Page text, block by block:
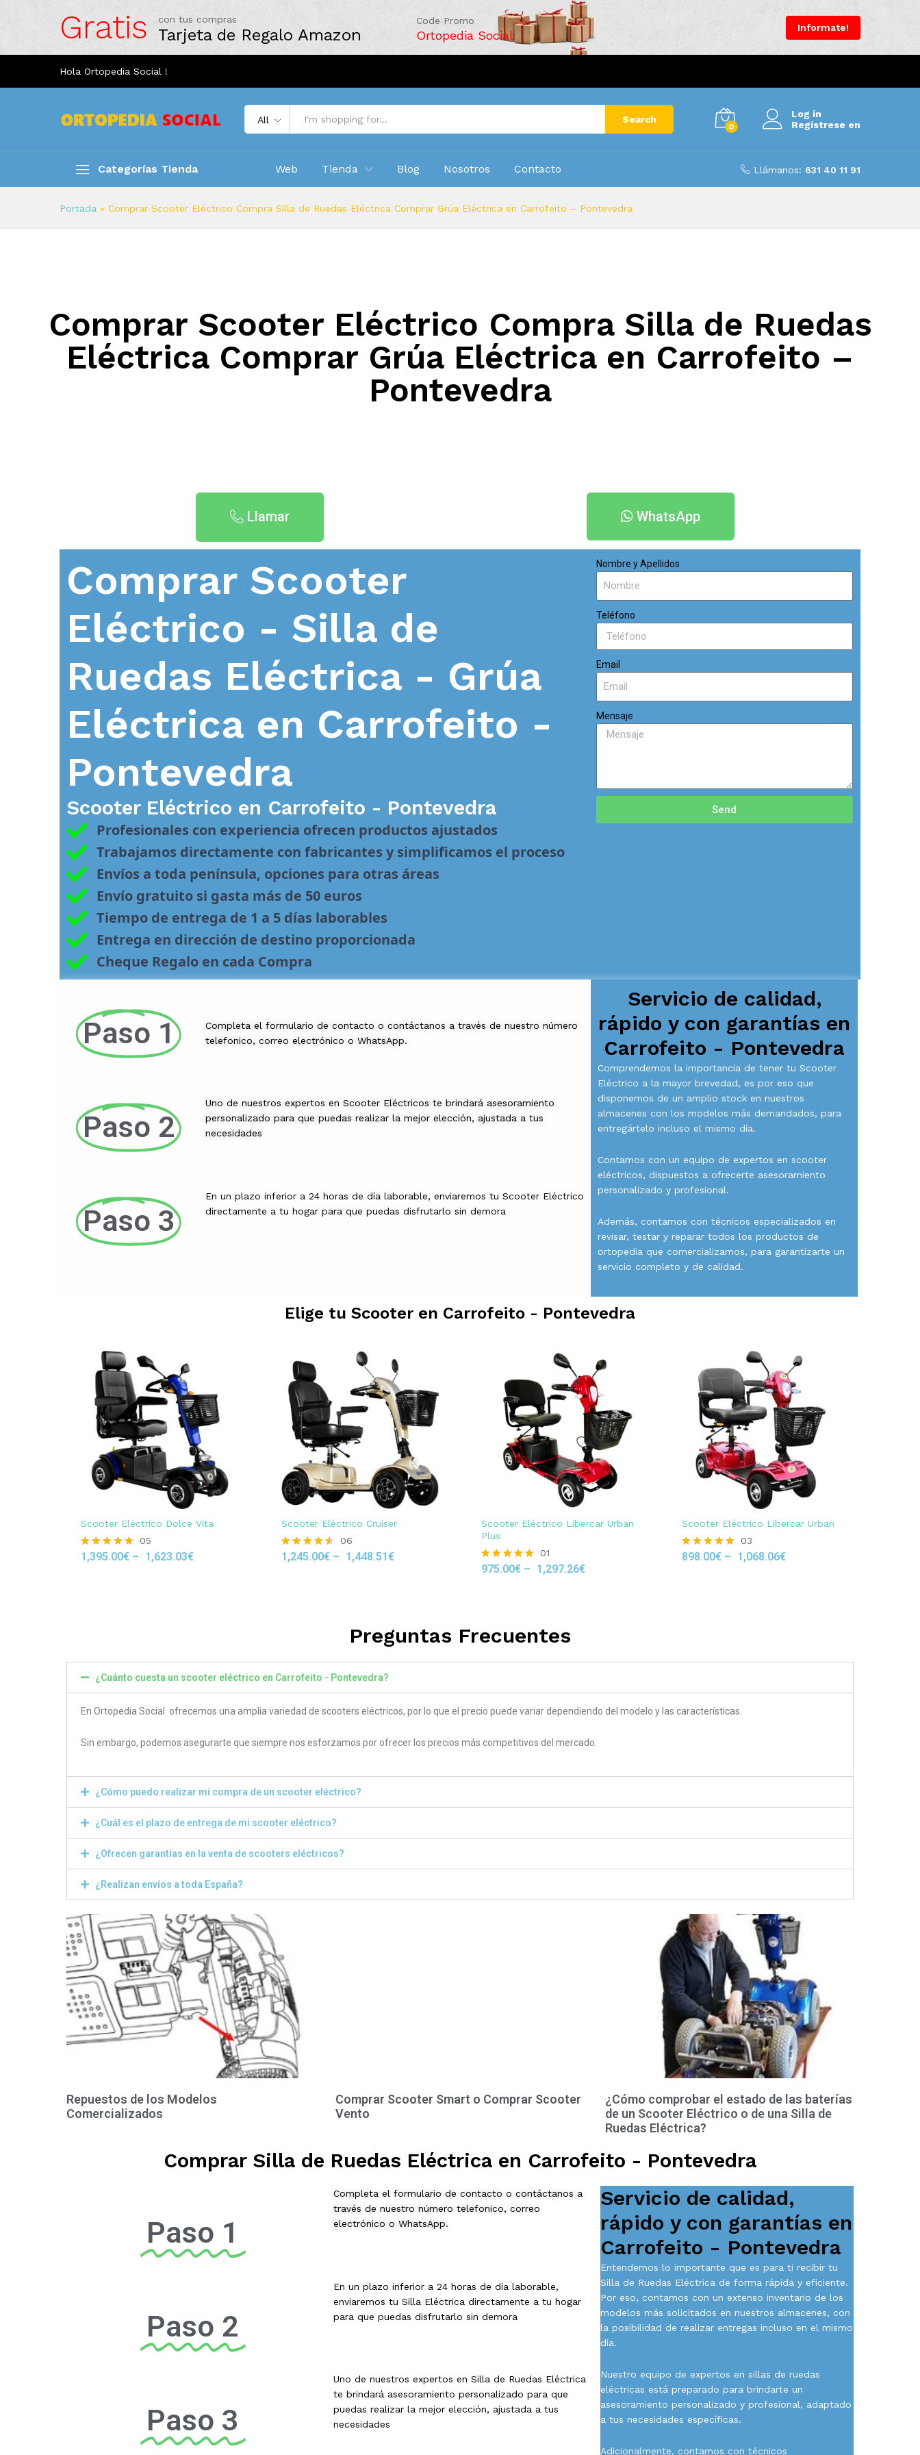
Gratis con tus compras
Tarjeta de Regalo Amazon
Code Promo
Ortopedia Social
Informate!
Hola Ortopedia Social !
All Search
0
Log in
Regístrese en
Categorías Tienda Web Tienda Blog Nosotros Contacto Llámanos: 631 40 11 91
Portada » Comprar Scooter Eléctrico Compra Silla de Ruedas Eléctrica Comprar Grúa Eléctrica en Carrofeito – Pontevedra
Comprar Scooter Eléctrico Compra Silla de Ruedas
Eléctrica Comprar Grúa Eléctrica en Carrofeito –
Pontevedra
Llamar WhatsApp
Comprar Scooter
Eléctrico - Silla de
Ruedas Eléctrica - Grúa
Eléctrica en Carrofeito -
Pontevedra
Scooter Eléctrico en Carrofeito - Pontevedra
Profesionales con experiencia ofrecen productos ajustados
Trabajamos directamente con fabricantes y simplificamos el proceso
Envíos a toda península, opciones para otras áreas
Envío gratuito si gasta más de 50 euros
Tiempo de entrega de 1 a 5 días laborables
Entrega en dirección de destino proporcionada
Cheque Regalo en cada Compra
Nombre y Apellidos
Teléfono
Email
Mensaje
Send
Paso 1
Paso 2
Paso 3
Completa el formulario de contacto o contáctanos a través de nuestro número
telefonico, correo electrónico o WhatsApp.
Uno de nuestros expertos en Scooter Eléctricos te brindará asesoramiento
personalizado para que puedas realizar la mejor elección, ajustada a tus
necesidades
En un plazo inferior a 24 horas de día laborable, enviaremos tu Scooter Eléctrico
directamente a tu hogar para que puedas disfrutarlo sin demora
Servicio de calidad,
rápido y con garantías en
Carrofeito - Pontevedra
Comprendemos la importancia de tener tu Scooter
Eléctrico a la mayor brevedad, es por eso que
disponemos de un amplio stock en nuestros
almacenes con los modelos más demandados, para
entregártelo incluso el mismo día.
Contamos con un equipo de expertos en scooter
eléctricos, dispuestos a ofrecerte asesoramiento
personalizado y profesional.
Además, contamos con técnicos especializados en
revisar, testar y reparar todos los productos de
ortopedia que comercializamos, para garantizarte un
servicio completo y de calidad.
Elige tu Scooter en Carrofeito - Pontevedra
Scooter Eléctrico Dolce Vita
Rated
05
1,395.00€ – 1,623.03€
Scooter Eléctrico Cruiser
Rated
06
1,245.00€– 1,448.51€
Scooter Eléctrico Libercar Urban
Plus
Rated
01
975.00€ – 1,297.26€
Scooter Eléctrico Libercar Urban
Rated
03
898.00€– 1,068.06€
Preguntas Frecuentes
¿Cuánto cuesta un scooter eléctrico en Carrofeito - Pontevedra?
En Ortopedia Social ofrecemos una amplia variedad de scooters eléctricos, por lo que el precio puede variar dependiendo del modelo y las características.
Sin embargo, podemos asegurarte que siempre nos esforzamos por ofrecer los precios más competitivos del mercado.
¿Cómo puedo realizar mi compra de un scooter eléctrico?
¿Cuál es el plazo de entrega de mi scooter eléctrico?
¿Ofrecen garantías en la venta de scooters eléctricos?
¿Realizan envíos a toda España?
Repuestos de los Modelos
Comercializados
Comprar Scooter Smart o Comprar Scooter
Vento
¿Cómo comprobar el estado de las baterías
de un Scooter Eléctrico o de una Silla de
Ruedas Eléctrica?
Comprar Silla de Ruedas Eléctrica en Carrofeito - Pontevedra
Paso 1
Paso 2
Paso 3
Completa el formulario de contacto o contáctanos a
través de nuestro número telefonico, correo
electrónico o WhatsApp.
En un plazo inferior a 24 horas de día laborable,
enviaremos tu Silla Eléctrica directamente a tu hogar
para que puedas disfrutarlo sin demora
Uno de nuestros expertos en Silla de Ruedas Eléctrica
te brindará asesoramiento personalizado para que
puedas realizar la mejor elección, ajustada a tus
necesidades
Servicio de calidad,
rápido y con garantías en
Carrofeito - Pontevedra
Entendemos lo importante que es para ti recibir tu
Silla de Ruedas Eléctrica de forma rápida y eficiente.
Por eso, contamos con un extenso inventario de los
modelos más solicitados en nuestros almacenes, con
la posibilidad de realizar entregas incluso en el mismo
día.
Nuestro equipo de expertos en sillas de ruedas
eléctricas está preparado para brindarte un
asesoramiento personalizado y profesional, adaptado
a tus necesidades específicas.
Adicionalmente, contamos con técnicos